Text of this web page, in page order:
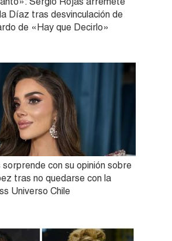
Díaz tras desvinculación de
de «Hay que Decirlo»
con su opinión sobre
tras no quedarse con la
Universo Chile